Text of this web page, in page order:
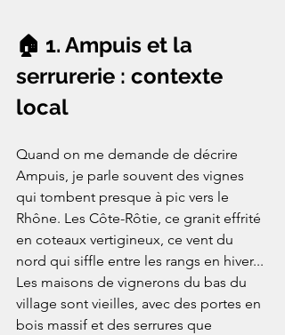
🏠 1. Ampuis et la
serrurerie : contexte
local
Quand on me demande de décrire
Ampuis, je parle souvent des vignes
qui tombent presque à pic vers le
Rhône. Les Côte-Rôtie, ce granit effrité
en coteaux vertigineux, ce vent du
nord qui siffle entre les rangs en hiver...
Les maisons de vignerons du bas du
village sont vieilles, avec des portes en
bois massif et des serrures que